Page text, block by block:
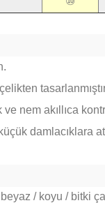
nem akıllıca
damlacıklara
/ koyu / bitki